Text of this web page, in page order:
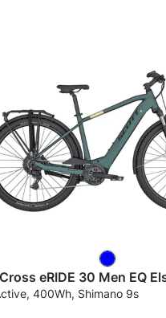
eRIDE 30 Men EQ
400Wh, Shimano 9s